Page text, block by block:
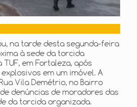
na tarde desta segunda-feira
à sede da torcida
em Fortaleza, após
em um imóvel. A
Vila Demétrio, no Bairro
denúncias de moradores das
da torcida organizada.